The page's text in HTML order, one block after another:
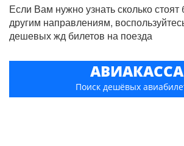
Если Вам нужно узнать сколько
другим направлениям,
дешевых жд билетов на поезда
АВИАКАССА
Поиск дешёвых